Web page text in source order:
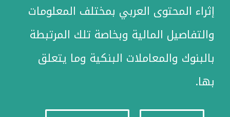
إثراء المحتوى العربي بمختلف المعلومات
والتفاصيل المالية وبخاصة تلك المرتبطة
بالبنوك والمعاملات البنكية وما يتعلق
بها.